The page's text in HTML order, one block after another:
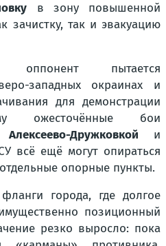
в зону повышенной
зачистку, так и эвакуацию
оппонент пытается
западных окраинах и
для демонстрации
ожесточённые бои
Алексеево-Дружковкой и
всё ещё могут опираться
опорные пункты.
города, где долгое
позиционный
резко выросло: пока